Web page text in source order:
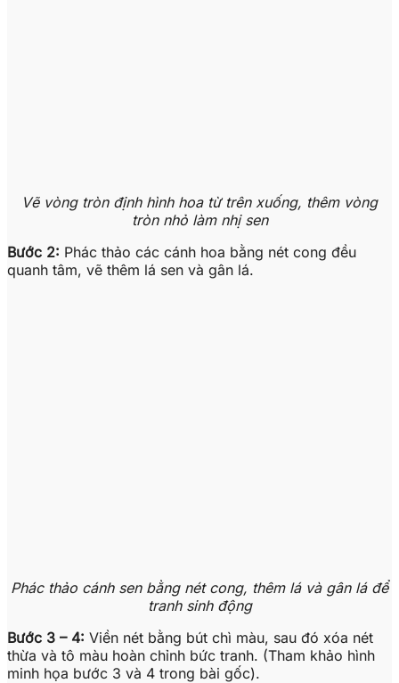
Vẽ vòng tròn định hình hoa từ trên xuống, thêm vòng
tròn nhỏ làm nhị sen
Bước 2: Phác thảo các cánh hoa bằng nét cong đều
quanh tâm, vẽ thêm lá sen và gân lá.
Phác thảo cánh sen bằng nét cong, thêm lá và gân lá để
tranh sinh động
Bước 3 – 4: Viền nét bằng bút chì màu, sau đó xóa nét
thừa và tô màu hoàn chỉnh bức tranh. (Tham khảo hình
minh họa bước 3 và 4 trong bài gốc).